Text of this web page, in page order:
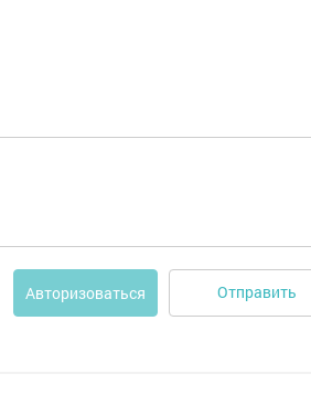
Авторизоваться Отправить